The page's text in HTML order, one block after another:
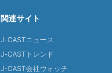
関連サイト
J-CASTニュース
J-CASTトレンド
J-CAST会社ウォッチ